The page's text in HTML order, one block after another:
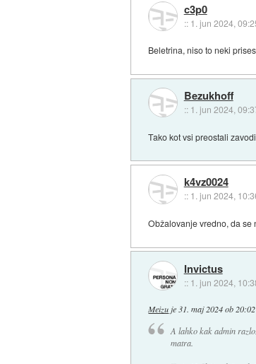
c3p0
:: 1. jun 2024,
Beletrina, niso to neki
Bezukhoff
:: 1. jun 2024,
Tako kot vsi preostali
k4vz0024
:: 1. jun 2024,
Obžalovanje vredno, da se
Invictus
:: 1. jun 2024,
Meizuje31. maj 2024 ob 20:02
A lahko kak admin
matra.